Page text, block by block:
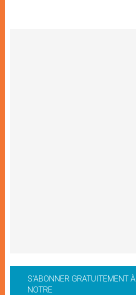
S'ABONNER GRATUITEMENT À
NOTRE